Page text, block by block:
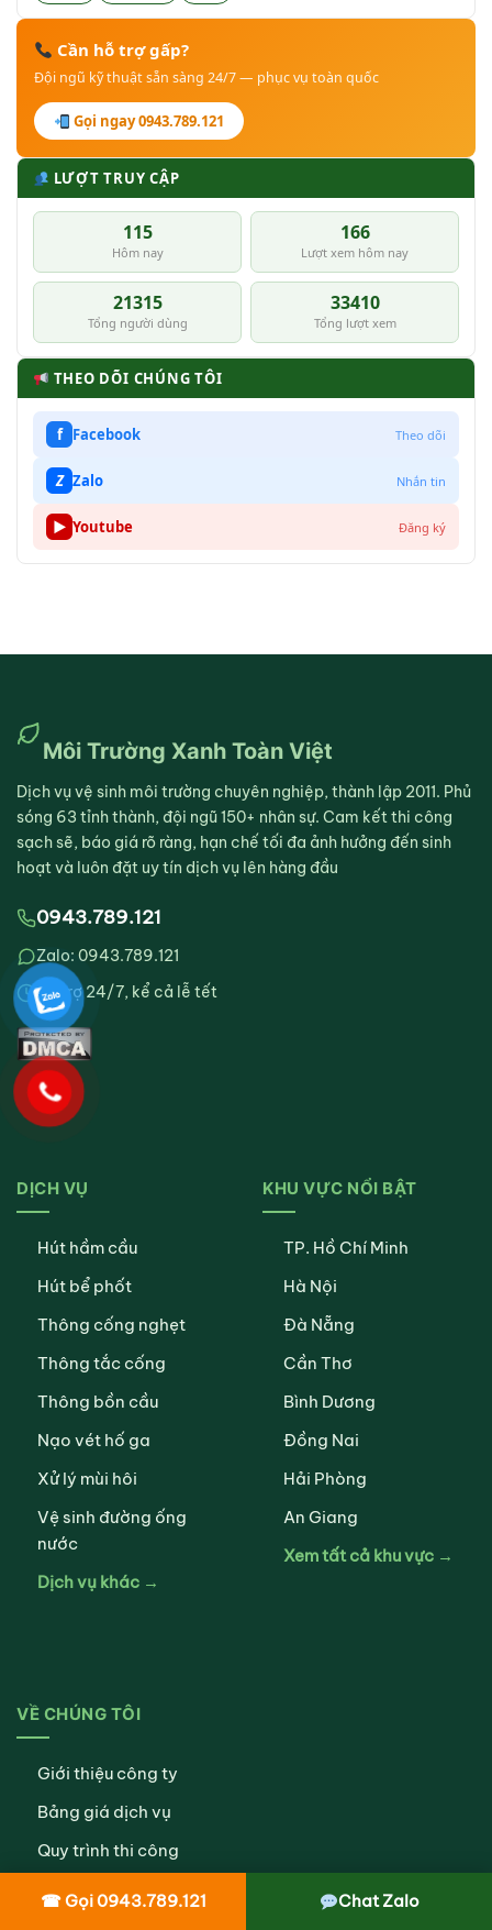
Cần hỗ trợ gấp?
Đội ngũ kỹ thuật sẵn sàng 24/7 — phục vụ toàn quốc
Gọi ngay 0943.789.121
LƯỢT TRUY CẬP
115
Hôm nay
166
Lượt xem hôm nay
21315
Tổng người dùng
33410
Tổng lượt xem
THEO DÕI CHÚNG TÔI
f Facebook Theo dõi
Z Zalo Nhắn tin
▶ Youtube Đăng ký
Môi Trường Xanh Toàn Việt
Dịch vụ vệ sinh môi trường chuyên nghiệp, thành lập 2011. Phủ
sóng 63 tỉnh thành, đội ngũ 150+ nhân sự. Cam kết thi công
sạch sẽ, báo giá rõ ràng, hạn chế tối đa ảnh hưởng đến sinh
hoạt và luôn đặt uy tín dịch vụ lên hàng đầu
0943.789.121
Zalo: 0943.789.121
Hỗ trợ 24/7, kể cả lễ tết
DỊCH VỤ
Hút hầm cầu
Hút bể phốt
Thông cống nghẹt
Thông tắc cống
Thông bồn cầu
Nạo vét hố ga
Xử lý mùi hôi
Vệ sinh đường ống
nước
Dịch vụ khác →
KHU VỰC NỔI BẬT
TP. Hồ Chí Minh
Hà Nội
Đà Nẵng
Cần Thơ
Bình Dương
Đồng Nai
Hải Phòng
An Giang
Xem tất cả khu vực →
VỀ CHÚNG TÔI
Giới thiệu công ty
Bảng giá dịch vụ
Quy trình thi công
Chính sách bảo mật
☎ Gọi 0943.789.121 Chat Zalo